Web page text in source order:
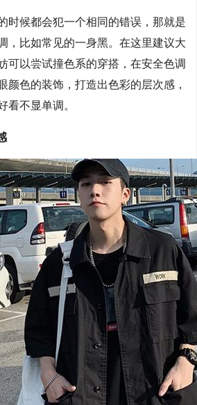
时候都会犯一个相同的错误，那就是
，比如常见的一身黑。在这里建议大
可以尝试撞色系的穿搭，在安全色调
颜色的装饰，打造出色彩的层次感，
不显单调。